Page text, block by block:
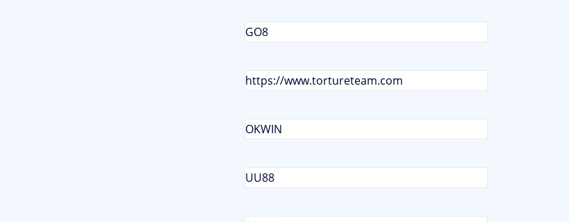
GO8
https://www.tortureteam.com
OKWIN
UU88